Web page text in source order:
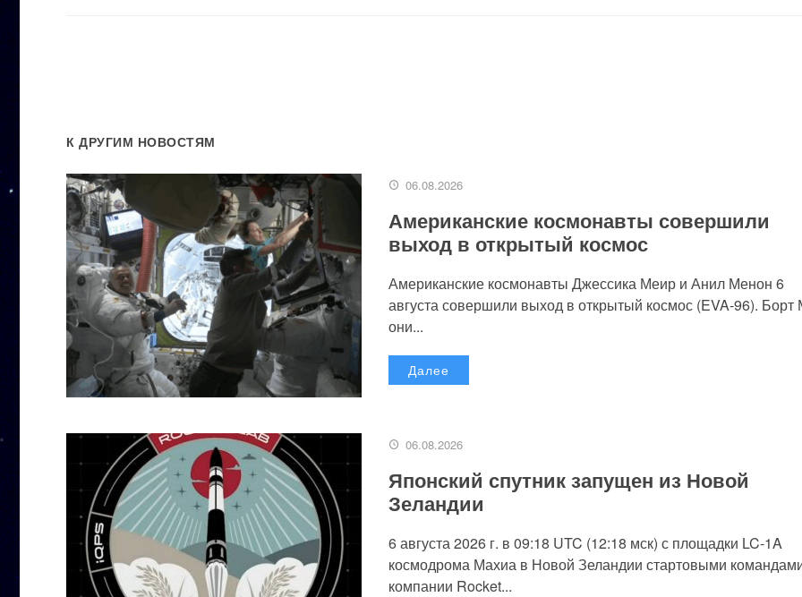
К ДРУГИМ НОВОСТЯМ
06.08.2026
Американские космонавты совершили
выход в открытый космос
Американские космонавты Джессика Меир и Анил Менон 6
августа совершили выход в открытый космос (EVA-96).
они...
Далее
06.08.2026
Японский спутник запущен из Новой
Зеландии
6 августа 2026 г. в 09:18 UTC (12:18 мск) с площадки LC-1A
космодрома Махиа в Новой Зеландии стартовыми
компании Rocket...